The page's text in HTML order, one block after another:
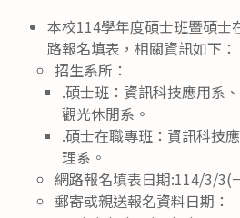
本校114學年度碩士班暨碩士
路報名填表，相關資訊如下：
招生系所：
.碩士班：資訊科技應用系
觀光休閒系。
.碩士在職專班：資訊科技
理系。
網路報名填表日期:114/3/3(
郵寄或親送報名資料日期：